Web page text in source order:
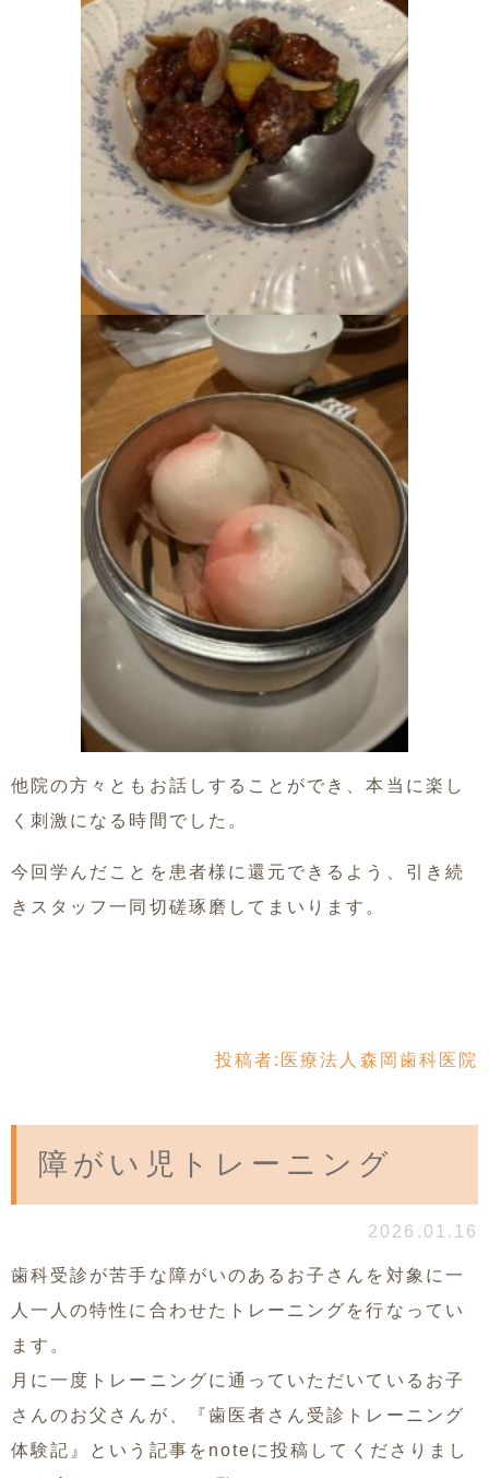
他院の方々ともお話しすることができ、本当に楽し
く刺激になる時間でした。
今回学んだことを患者様に還元できるよう、引き続
きスタッフ一同切磋琢磨してまいります。
投稿者: 医療法人森岡歯科医院
障がい児トレーニング
2026.01.16
歯科受診が苦手な障がいのあるお子さんを対象に一
人一人の特性に合わせたトレーニングを行なってい
ます。
月に一度トレーニングに通っていただいているお子
さんのお父さんが、『歯医者さん受診トレーニング
体験記』という記事をnoteに投稿してくださりまし